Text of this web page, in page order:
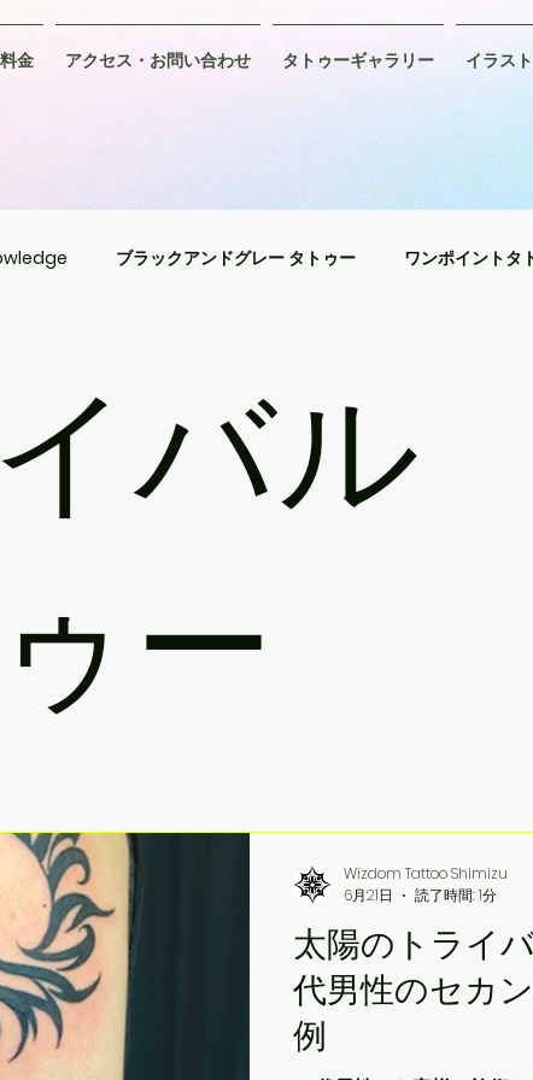
料金 アクセス・お問い合わせ タトゥーギャラリー イラスト
ブラックアンドグレー タトゥー ワンポイントタ
バルタトゥー
バル
ー
太陽のトライ
代男性のセカ
例
Wizdom Tattoo Shimizu
6月21日
読了時間: 1分